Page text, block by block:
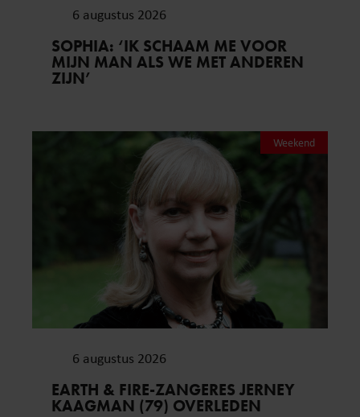
6 augustus 2026
SOPHIA: ‘IK SCHAAM ME VOOR
MIJN MAN ALS WE MET ANDEREN
ZIJN’
Weekend
6 augustus 2026
EARTH & FIRE-ZANGERES JERNEY
KAAGMAN (79) OVERLEDEN